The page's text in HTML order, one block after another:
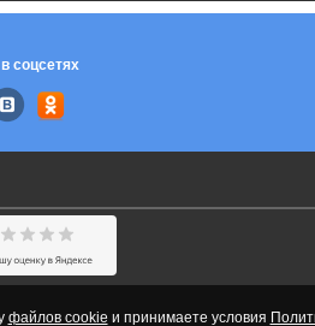
соцсетях
файлов cookie и принимаете условия